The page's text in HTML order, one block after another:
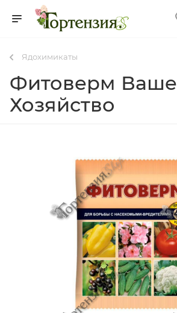
Ядохимикаты
Фитоверм Ваше
Хозяйство